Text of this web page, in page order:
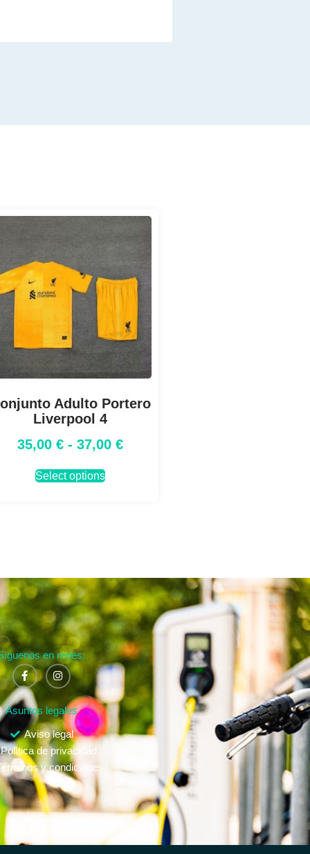
Adulto Portero
Liverpool 4
35,00 € - 37,00 €
Select options
en redes:
Asuntos legales
Aviso legal
Política de privacidad
y condiciones